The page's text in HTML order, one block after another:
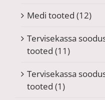
Medi tooted (12)
Tervisekassa
tooted (11)
Tervisekassa
tooted (1)